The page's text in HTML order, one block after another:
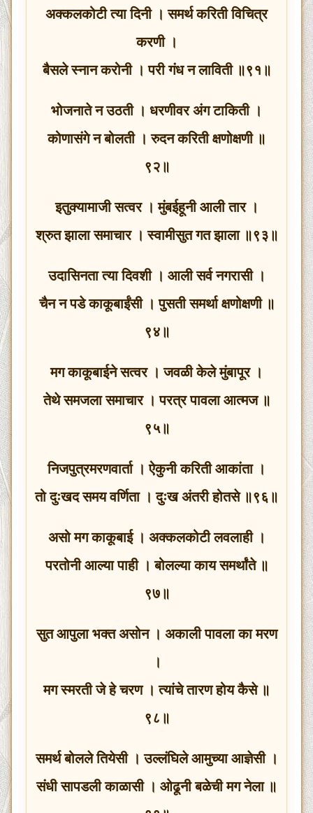
अक्कलकोटी त्या दिनी । समर्थ करिती विचित्र
करणी ।
बैसले स्नान करोनी । परी गंध न लाविती ॥९१॥
भोजनाते न उठती । धरणीवर अंग टाकिती ।
कोणासंगे न बोलती । रुदन करिती क्षणोक्षणी ॥
९२॥
इतुक्यामाजी सत्वर । मुंबईहूनी आली तार ।
श्रुत झाला समाचार । स्वामीसुत गत झाला ॥९३॥
उदासिनता त्या दिवशी । आली सर्व नगरासी ।
चैन न पडे काकूबाईंसी । पुसती समर्था क्षणोक्षणी ॥
९४॥
मग काकूबाईने सत्वर । जवळी केले मुंबापूर ।
तेथे समजला समाचार । परत्र पावला आत्मज ॥
९५॥
निजपुत्रमरणवार्ता । ऐकुनी करिती आकांता ।
तो दुःखद समय वर्णिता । दुःख अंतरी होतसे ॥९६॥
असो मग काकूबाई । अक्कलकोटी लवलाही ।
परतोनी आल्या पाही । बोलल्या काय समर्थांते ॥
९७॥
सुत आपुला भक्त असोन । अकाली पावला का मरण
।
मग स्मरती जे हे चरण । त्यांचे तारण होय कैसे ॥
९८॥
समर्थ बोलले तियेसी । उल्लंघिले आमुच्या आज्ञेसी ।
संधी सापडली काळासी । ओढूनी बळेची मग नेला ॥